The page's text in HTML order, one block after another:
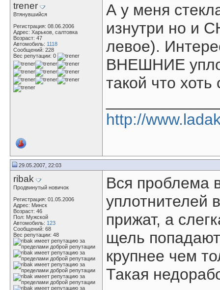
trener
Втянувшийся
Регистрация: 08.06.2006
Адрес: Харьков, салтовка
Возраст: 47
Автомобиль: 1118
Сообщений: 228
Вес репутации: 0
А у меня
изнутри но и
левое).
ВНЕШНИЕ
такой что
http://
29.05.2007, 22:03
ribak
Продвинутый новичок
Регистрация: 01.05.2006
Адрес: Минск
Возраст: 46
Пол: Мужской
Автомобиль: 123
Сообщений: 68
Вес репутации: 48
Вся проблема
уплотнителей
прижат, а
щель
крупнее чем
Такая